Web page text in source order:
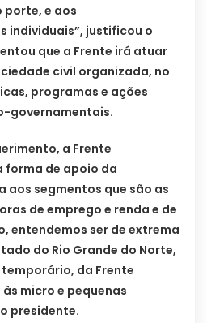
porte, e aos
individuais”, justificou o
que a Frente irá atuar
civil organizada, no
programas e ações
governamentais.
a Frente
forma de apoio da
aos segmentos que são as
de emprego e renda e de
entendemos ser de extrema
do Rio Grande do Norte,
da Frente
micro e pequenas
presidente.